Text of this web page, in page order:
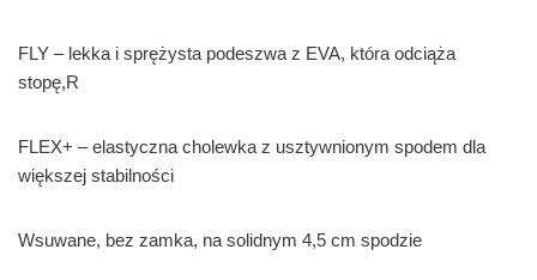
FLY – lekka i sprężysta podeszwa z EVA, która odciąża
stopę,R
FLEX+ – elastyczna cholewka z usztywnionym spodem dla
większej stabilności
Wsuwane, bez zamka, na solidnym 4,5 cm spodzie